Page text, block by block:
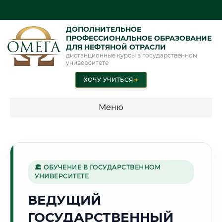
ДОПОЛНИТЕЛЬНОЕ
ПРОФЕССИОНАЛЬНОЕ ОБРАЗОВАНИЕ
ДЛЯ НЕФТЯНОЙ ОТРАСЛИ
дистанционные курсы в государственном
университете
ХОЧУ УЧИТЬСЯ➜
Меню
Г. БИШКЕК
🏛 ОБУЧЕНИЕ В ГОСУДАРСТВЕННОМ
УНИВЕРСИТЕТЕ
ВЕДУЩИЙ
ГОСУДАРСТВЕННЫЙ